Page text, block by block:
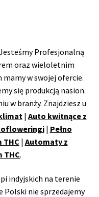
Profesjonalną
oraz wieloletnim
w swojej ofercie.
się produkcją nasion.
w branży. Znajdziesz u
| Auto kwitnące z
| Pełno
| Automaty z
THC.
indyjskich na terenie
Polski nie sprzedajemy